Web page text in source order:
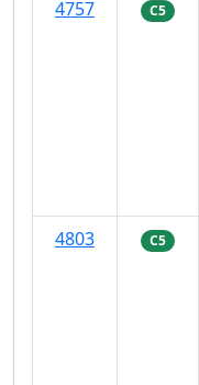
4757
C5
4803
C5